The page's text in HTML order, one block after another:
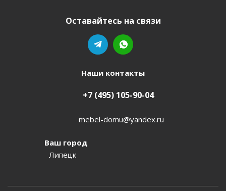
Оставайтесь на связи
Наши контакты
+7 (495) 105-90-04
mebel-domu@yandex.ru
Ваш город
Липецк